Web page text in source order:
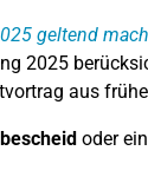
geltend
2025
aus
oder